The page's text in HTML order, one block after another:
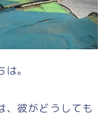
。
、彼がどうしても